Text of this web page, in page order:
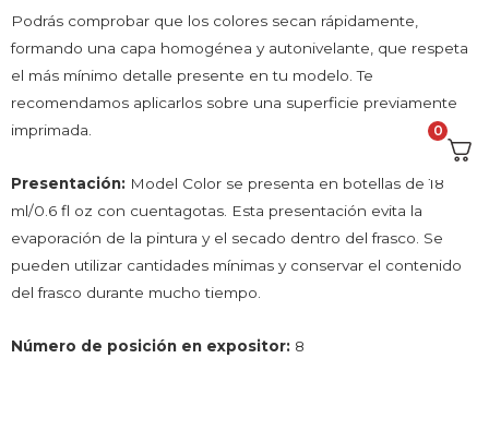
Podrás comprobar que los colores secan rápidamente,
formando una capa homogénea y autonivelante, que respeta
el más mínimo detalle presente en tu modelo. Te
recomendamos aplicarlos sobre una superficie previamente
imprimada.
Presentación: Model Color se presenta en botellas de 18
ml/0.6 fl oz con cuentagotas. Esta presentación evita la
evaporación de la pintura y el secado dentro del frasco. Se
pueden utilizar cantidades mínimas y conservar el contenido
del frasco durante mucho tiempo.
Número de posición en expositor: 8
0